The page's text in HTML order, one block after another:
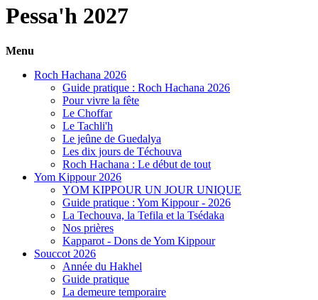
Pessa'h 2027
Menu
Roch Hachana 2026
Guide pratique : Roch Hachana 2026
Pour vivre la fête
Le Choffar
Le Tachli'h
Le jeûne de Guedalya
Les dix jours de Téchouva
Roch Hachana : Le début de tout
Yom Kippour 2026
YOM KIPPOUR UN JOUR UNIQUE
Guide pratique : Yom Kippour - 2026
La Techouva, la Tefila et la Tsédaka
Nos prières
Kapparot - Dons de Yom Kippour
Souccot 2026
Année du Hakhel
Guide pratique
La demeure temporaire